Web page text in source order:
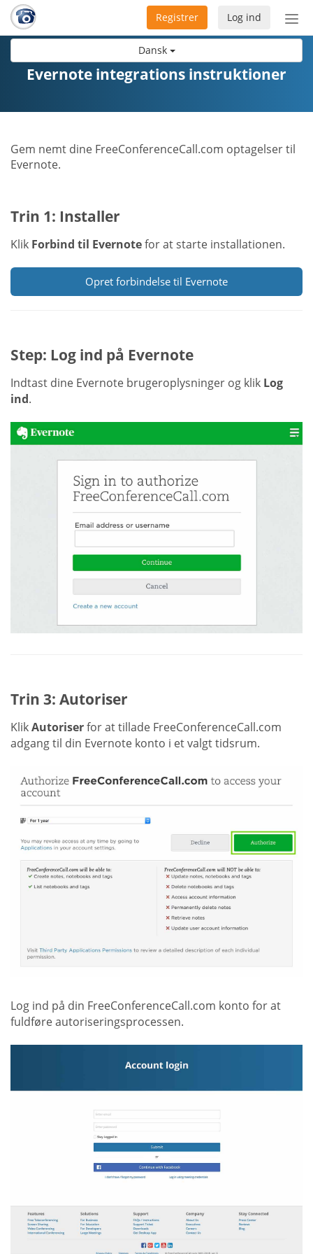
Dansk
Slå
Log ind
Registrer
Evernote integrations instruktioner
Gem nemt dine FreeConferenceCall.com optagelser til
Evernote.
Trin 1: Installer
Klik Forbind til Evernotefor at starte installationen.
Opret forbindelse til Evernote
Step: Log ind på Evernote
Indtast dine Evernote brugeroplysninger og klik Log
ind.
Trin 3: Autoriser
KlikAutoriserfor at tillade FreeConferenceCall.com
adgang til din Evernote konto i et valgt tidsrum.
Log ind på din FreeConferenceCall.com konto for at
fuldføre autoriseringsprocessen.